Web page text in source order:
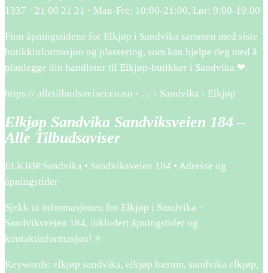
1337 · 21 00 21 21 · Man-Fre: 10:00-21:00, Lør: 9:00-19:00
Finn åpningstidene for Elkjøp i Sandvika sammen med siste
butikkinformasjon og plassering, som kan hjelpe deg med å
planlegge din handletur til Elkjøp-butikker i Sandvika ❤.
https:// alletilbudsaviser.co.no › … › Sandvika › Elkjøp
Elkjøp Sandvika Sandviksveien 184 –
Alle Tilbudsaviser
ELKJØP Sandvika • Sandviksveien 184 • Adresse og
åpningstider
Sjekk ut informasjonen for Elkjøp i Sandvika –
Sandviksveien 184, inkludert åpningstider og
kontaktinformasjon! ⭐
Keywords: elkjøp sandvika, elkjøp bærum, sandvika elkjøp,